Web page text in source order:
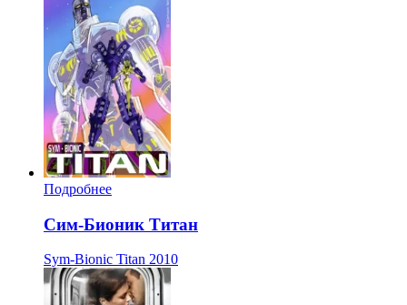
Подробнее
Сим-Бионик Титан
Sym-Bionic Titan 2010